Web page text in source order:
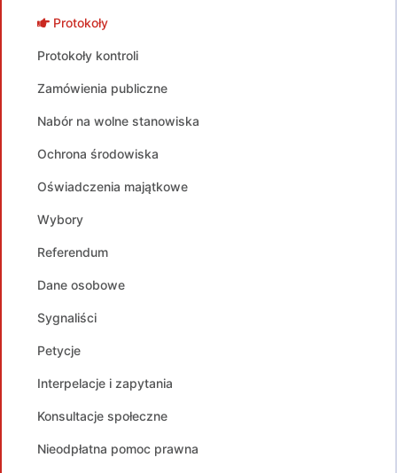
Protokoły
Protokoły kontroli
Zamówienia publiczne
Nabór na wolne stanowiska
Ochrona środowiska
Oświadczenia majątkowe
Wybory
Referendum
Dane osobowe
Sygnaliści
Petycje
Interpelacje i zapytania
Konsultacje społeczne
Nieodpłatna pomoc prawna